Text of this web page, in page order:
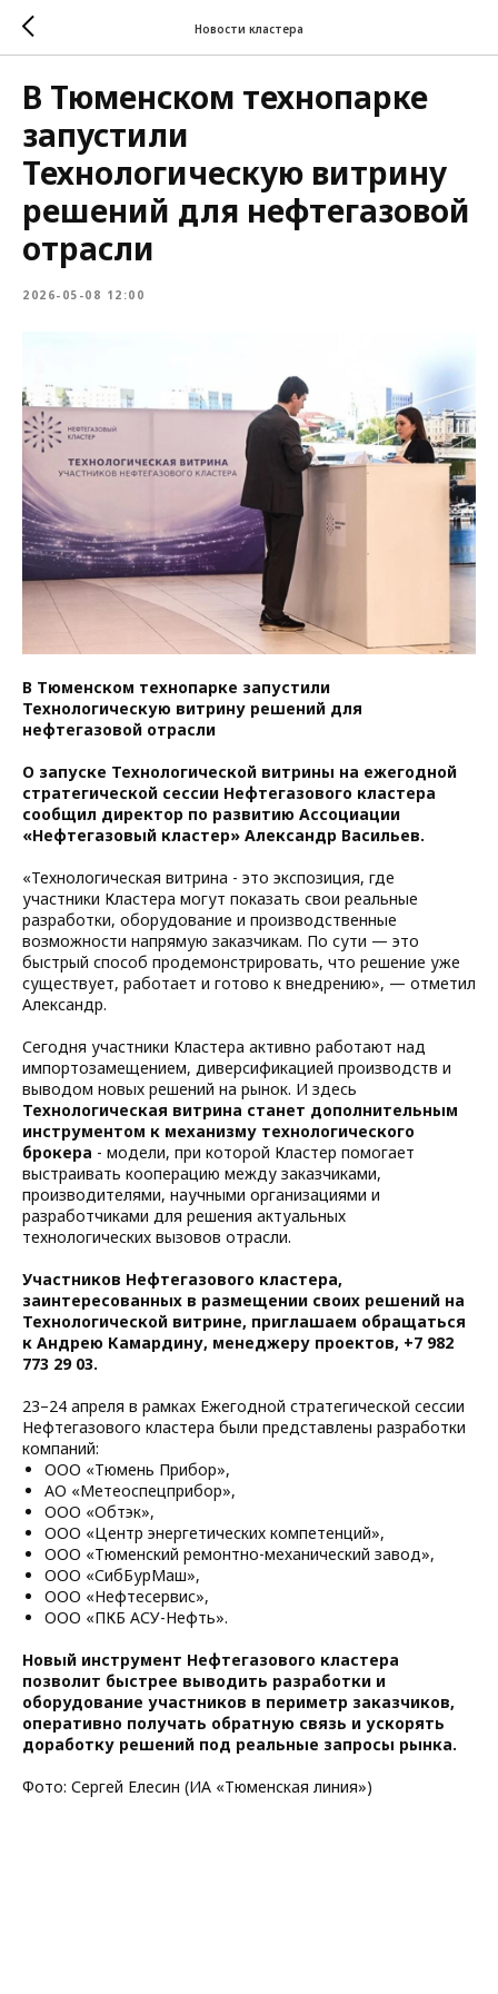
Новости кластера
В Тюменском технопарке
запустили
Технологическую витрину
решений для нефтегазовой
отрасли
2026-05-08 12:00
В Тюменском технопарке запустили
Технологическую витрину решений для
нефтегазовой отрасли
О запуске Технологической витрины на ежегодной
стратегической сессии Нефтегазового кластера
сообщил директор по развитию Ассоциации
«Нефтегазовый кластер» Александр Васильев.
«Технологическая витрина - это экспозиция, где
участники Кластера могут показать свои реальные
разработки, оборудование и производственные
возможности напрямую заказчикам. По сути — это
быстрый способ продемонстрировать, что решение уже
существует, работает и готово к внедрению», — отметил
Александр.
Сегодня участники Кластера активно работают над
импортозамещением, диверсификацией производств и
выводом новых решений на рынок. И здесь
Технологическая витрина станет дополнительным
инструментом к механизму технологического
брокера - модели, при которой Кластер помогает
выстраивать кооперацию между заказчиками,
производителями, научными организациями и
разработчиками для решения актуальных
технологических вызовов отрасли.
Участников Нефтегазового кластера,
заинтересованных в размещении своих решений на
Технологической витрине, приглашаем обращаться
к Андрею Камардину, менеджеру проектов, +7 982
773 29 03.
23–24 апреля в рамках Ежегодной стратегической сессии
Нефтегазового кластера были представлены разработки
компаний:
ООО «Тюмень Прибор»,
АО «Метеоспецприбор»,
ООО «Обтэк»,
ООО «Центр энергетических компетенций»,
ООО «Тюменский ремонтно-механический завод»,
ООО «СибБурМаш»,
ООО «Нефтесервис»,
ООО «ПКБ АСУ-Нефть».
Новый инструмент Нефтегазового кластера
позволит быстрее выводить разработки и
оборудование участников в периметр заказчиков,
оперативно получать обратную связь и ускорять
доработку решений под реальные запросы рынка.
Фото: Сергей Елесин (ИА «Тюменская линия»)